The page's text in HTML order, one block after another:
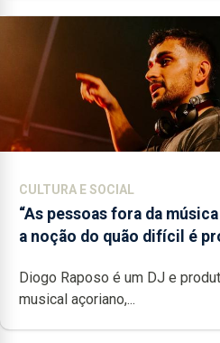
CULTURA E SOCIAL
“As pessoas fora da
a noção do quão difícil é
Diogo Raposo é um DJ e
musical açoriano,...